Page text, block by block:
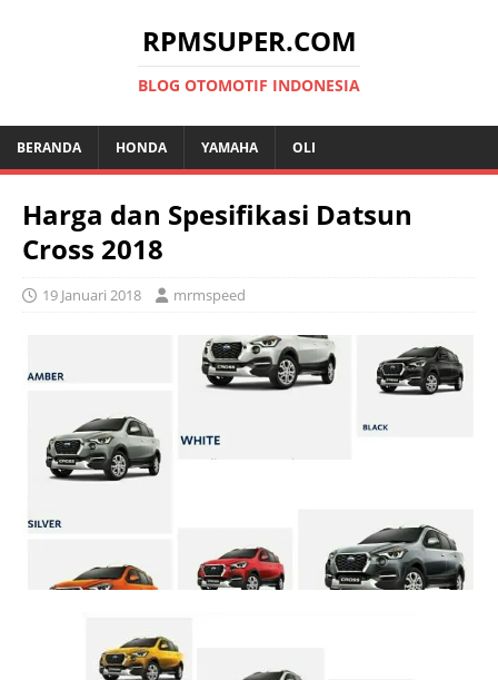
RPMSUPER.COM
BLOG OTOMOTIF INDONESIA
BERANDA HONDA YAMAHA OLI
Harga dan Spesifikasi Datsun
Cross 2018
19 Januari 2018 mrmspeed